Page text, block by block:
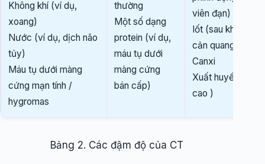
Không khí (ví dụ,
xoang)
Nước (ví dụ, dịch não
tủy)
Máu tụ dưới màng
cứng mạn tính /
hygromas
thường
Một số dạng
protein (ví dụ,
máu tụ dưới
màng cứng
bán cấp)
viên đạn)
Iốt (sau khi tiêm
cản quang)
Canxi
Xuất huyết
cao )
Bảng 2. Các đậm độ của CT